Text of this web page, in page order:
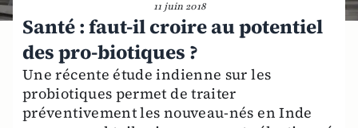
11 juin 2018
Santé : faut-il croire au potentiel
des pro-biotiques ?
Une récente étude indienne sur les
probiotiques permet de traiter
préventivement les nouveau-nés en Inde